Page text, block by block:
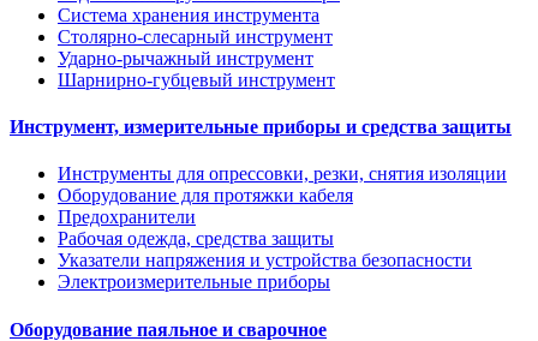
Система хранения инструмента
Столярно-слесарный инструмент
Ударно-рычажный инструмент
Шарнирно-губцевый инструмент
Инструмент, измерительные приборы и средства защиты
Инструменты для опрессовки, резки, снятия изоляции
Оборудование для протяжки кабеля
Предохранители
Рабочая одежда, средства защиты
Указатели напряжения и устройства безопасности
Электроизмерительные приборы
Оборудование паяльное и сварочное